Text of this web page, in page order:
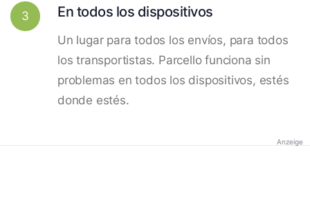
3 En todos los dispositivos
Un lugar para todos los envíos, para todos
los transportistas. Parcello funciona sin
problemas en todos los dispositivos, estés
donde estés.
Anzeige